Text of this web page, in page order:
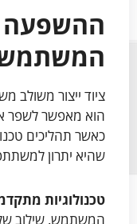
ההשפעה
ציוד ייצור משולב
הוא מאפשר לשפר
כאשר תהליכים
שהיא יתרון
טכנולוגיות
המשתמש. שילוב של